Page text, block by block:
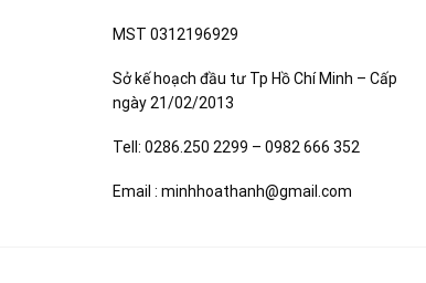
MST 0312196929
Sở kế hoạch đầu tư Tp Hồ Chí Minh – Cấp
ngày 21/02/2013
Tell: 0286.250 2299 – 0982 666 352
Email : minhhoathanh@gmail.com